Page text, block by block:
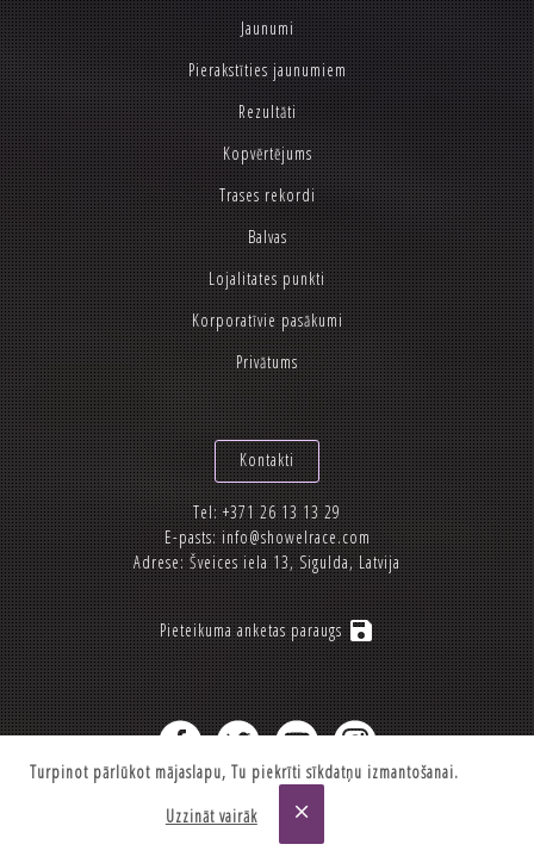
Jaunumi
Pierakstīties jaunumiem
Rezultāti
Kopvērtējums
Trases rekordi
Balvas
Lojalitates punkti
Korporatīvie pasākumi
Privātums
Kontakti
Tel:+371 26 13 13 29
E-pasts:info@showelrace.com
Adrese: Šveices iela 13, Sigulda, Latvija
Pieteikuma anketas paraugssave
2012-2026 © Showelrace.com
Made by
Turpinot pārlūkot mājaslapu, Tu piekrīti sīkdatņu izmantošanai.
Uzzināt vairāk
close